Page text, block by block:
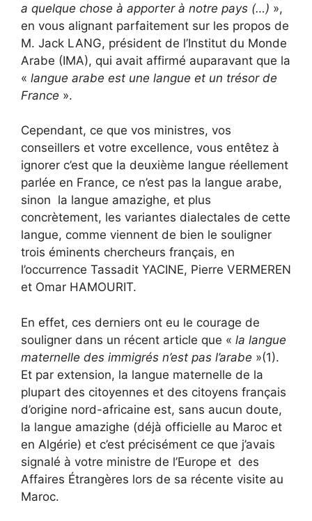
a quelque chose à apporter à notre pays (…) »,
en vous alignant parfaitement sur les propos de
M. Jack LANG, président de l’Institut du Monde
Arabe (IMA), qui avait affirmé auparavant que la
« langue arabe est une langue et un trésor de
France ».
Cependant, ce que vos ministres, vos
conseillers et votre excellence, vous entêtez à
ignorer c’est que la deuxième langue réellement
parlée en France, ce n’est pas la langue arabe,
sinon la langue amazighe, et plus
concrètement, les variantes dialectales de cette
langue, comme viennent de bien le souligner
trois éminents chercheurs français, en
l’occurrence Tassadit YACINE, Pierre VERMEREN
et Omar HAMOURIT.
En effet, ces derniers ont eu le courage de
souligner dans un récent article que « la langue
maternelle des immigrés n’est pas l’arabe »(1).
Et par extension, la langue maternelle de la
plupart des citoyennes et des citoyens français
d’origine nord-africaine est, sans aucun doute,
la langue amazighe (déjà officielle au Maroc et
en Algérie) et c’est précisément ce que j’avais
signalé à votre ministre de l’Europe et des
Affaires Étrangères lors de sa récente visite au
Maroc.